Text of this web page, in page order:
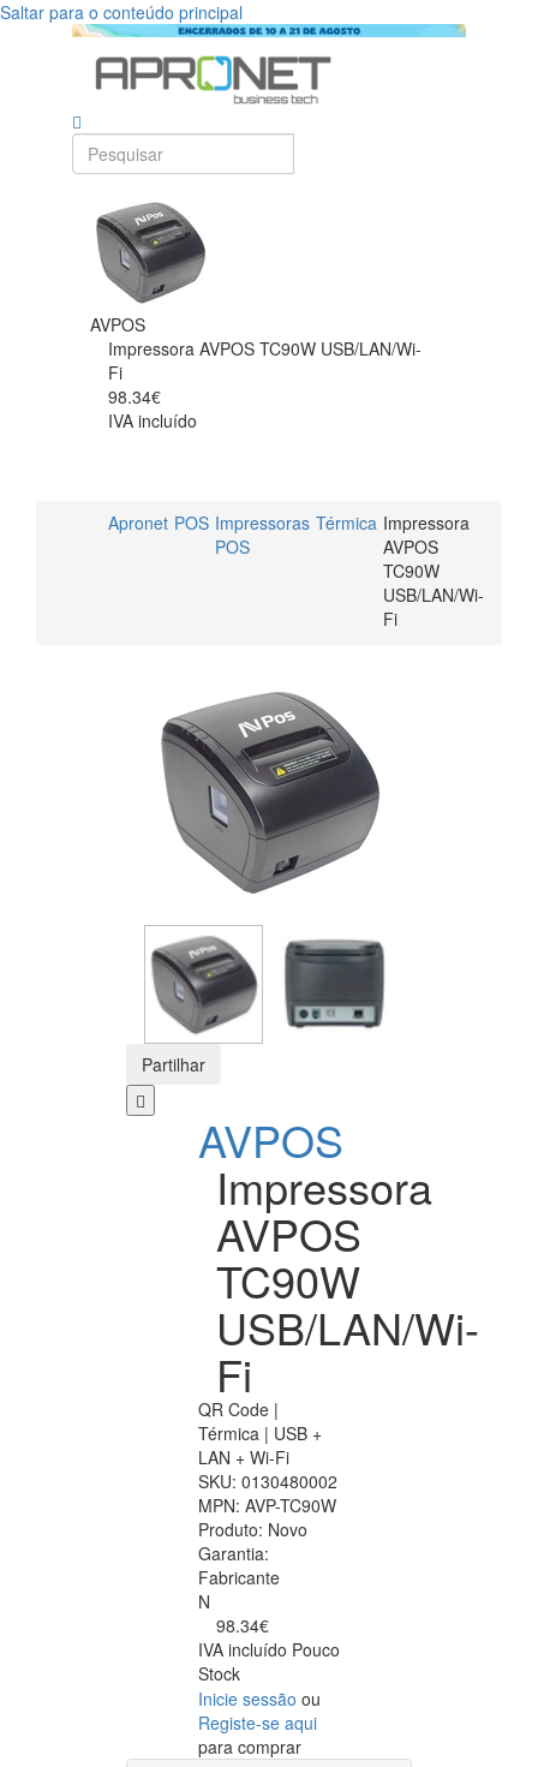
Saltar para o conteúdo principal
AVPOS
Impressora AVPOS TC90W USB/LAN/Wi-
Fi
98.34€
IVA incluído
Apronet POS Impressoras
POS
Térmica Impressora
AVPOS
TC90W
USB/LAN/Wi-
Fi
Partilhar
AVPOS
Impressora
AVPOS
TC90W
USB/LAN/Wi-
Fi
QR Code |
Térmica | USB +
LAN + Wi-Fi
SKU: 0130480002
MPN: AVP-TC90W
Produto: Novo
Garantia:
Fabricante
N
98.34€
IVA incluído Pouco
Stock
Inicie sessão ou
Registe-se aqui
para comprar